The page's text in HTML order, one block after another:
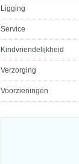
Ligging
Service
Kindvriendelijkheid
Verzorging
Voorzieningen